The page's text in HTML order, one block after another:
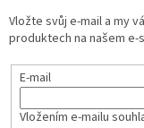
Vložte svůj e-mail a my
produktech na našem e-
E-mail
Vložením e-mailu